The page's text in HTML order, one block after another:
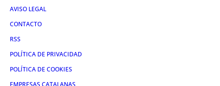
AVISO LEGAL
CONTACTO
RSS
POLÍTICA DE PRIVACIDAD
POLÍTICA DE COOKIES
EMPRESAS CATALANAS